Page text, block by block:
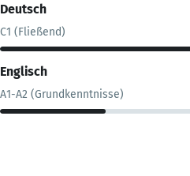
Deutsch
C1 (Fließend)
Englisch
A1-A2 (Grundkenntnisse)